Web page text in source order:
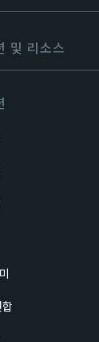
및 리소스